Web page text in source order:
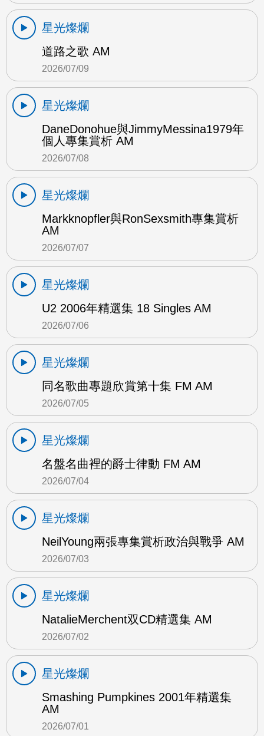
星光燦爛
道路之歌 AM
2026/07/09
星光燦爛
DaneDonohue與JimmyMessina1979年
個人專集賞析 AM
2026/07/08
星光燦爛
Markknopfler與RonSexsmith專集賞析
AM
2026/07/07
星光燦爛
U2 2006年精選集 18 Singles AM
2026/07/06
星光燦爛
同名歌曲專題欣賞第十集 FM AM
2026/07/05
星光燦爛
名盤名曲裡的爵士律動 FM AM
2026/07/04
星光燦爛
NeilYoung兩張專集賞析政治與戰爭 AM
2026/07/03
星光燦爛
NatalieMerchent双CD精選集 AM
2026/07/02
星光燦爛
Smashing Pumpkines 2001年精選集
AM
2026/07/01